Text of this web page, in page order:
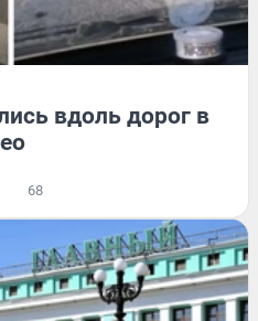
вдоль дорог в
68